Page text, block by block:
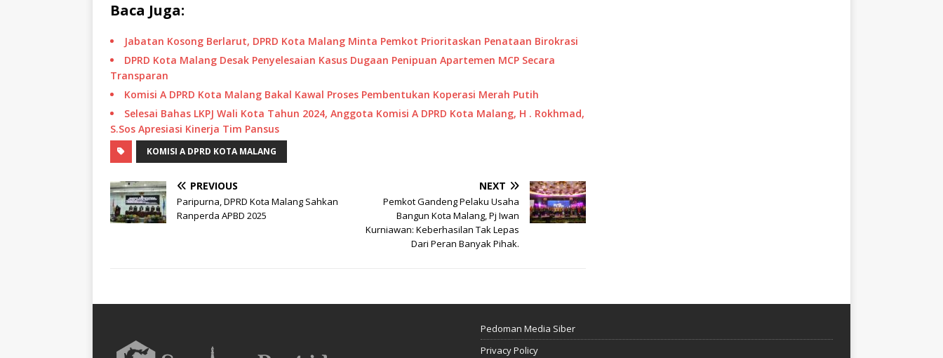
Baca Juga:
Jabatan Kosong Berlarut, DPRD Kota Malang Minta Pemkot Prioritaskan Penataan Birokrasi
DPRD Kota Malang Desak Penyelesaian Kasus Dugaan Penipuan Apartemen MCP Secara
Transparan
Komisi A DPRD Kota Malang Bakal Kawal Proses Pembentukan Koperasi Merah Putih
Selesai Bahas LKPJ Wali Kota Tahun 2024, Anggota Komisi A DPRD Kota Malang, H . Rokhmad,
S.Sos Apresiasi Kinerja Tim Pansus
KOMISI A DPRD KOTA MALANG
PREVIOUS
Paripurna, DPRD Kota Malang Sahkan
Ranperda APBD 2025
NEXT
Pemkot Gandeng Pelaku Usaha
Bangun Kota Malang, Pj Iwan
Kurniawan: Keberhasilan Tak Lepas
Dari Peran Banyak Pihak.
Pedoman Media Siber
Privacy Policy